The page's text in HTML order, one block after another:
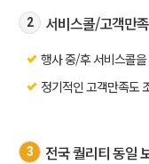
2 서비스콜/고객만
행사 중/후 서비스콜
정기적인 고객만족도
3 전국 퀄리티 동일